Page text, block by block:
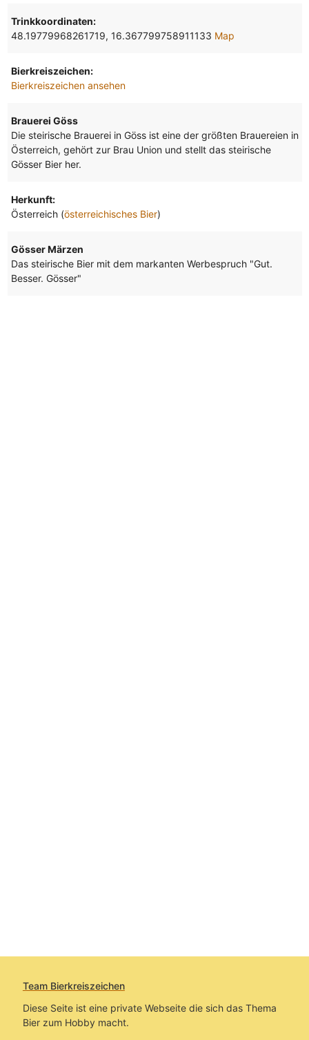
Trinkkoordinaten:
48.19779968261719, 16.367799758911133 Map
Bierkreiszeichen:
Bierkreiszeichen ansehen
Brauerei Göss
Die steirische Brauerei in Göss ist eine der größten Brauereien in
Österreich, gehört zur Brau Union und stellt das steirische
Gösser Bier her.
Herkunft:
Österreich (österreichisches Bier)
Gösser Märzen
Das steirische Bier mit dem markanten Werbespruch "Gut.
Besser. Gösser"
Team Bierkreiszeichen
Diese Seite ist eine private Webseite die sich das Thema
Bier zum Hobby macht.